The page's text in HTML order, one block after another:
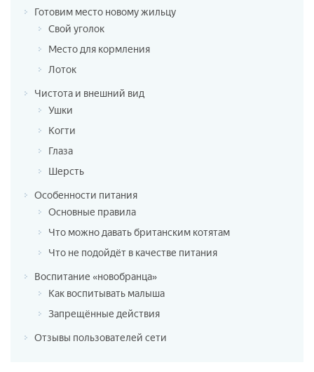
Готовим место новому жильцу
Свой уголок
Место для кормления
Лоток
Чистота и внешний вид
Ушки
Когти
Глаза
Шерсть
Особенности питания
Основные правила
Что можно давать британским котятам
Что не подойдёт в качестве питания
Воспитание «новобранца»
Как воспитывать малыша
Запрещённые действия
Отзывы пользователей сети